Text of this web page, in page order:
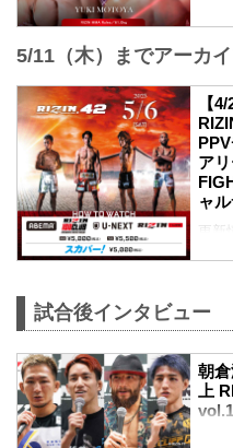
第
（
≫
第12
ュレ
（
レッ
3R
第11
5/11（木）までアーカ
【
ア
ャ
更新
有明
5月6
る
スマ
たぞ
魔
試合後インタビュー
朝
上